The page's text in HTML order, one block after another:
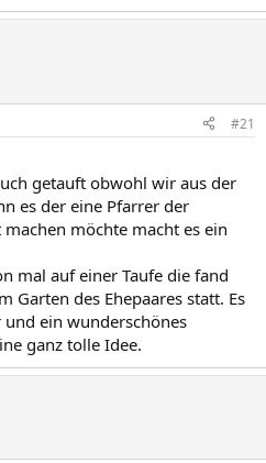
#21
getauft obwohl wir aus der
es der eine Pfarrer der
möchte macht es ein
mal auf einer Taufe die fand
Garten des Ehepaares statt. Es
ein wunderschönes
ganz tolle Idee.